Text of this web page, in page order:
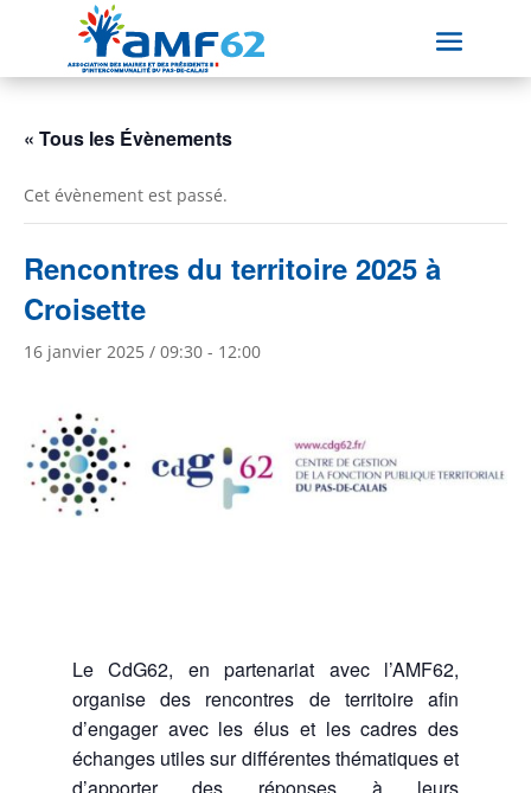
« Tous les Évènements
Cet évènement est passé.
Rencontres du territoire 2025 à
Croisette
16 janvier 2025 / 09:30 - 12:00
Le CdG62, en partenariat avec l’AMF62,
organise des rencontres de territoire afin
d’engager avec les élus et les cadres des
échanges utiles sur différentes thématiques et